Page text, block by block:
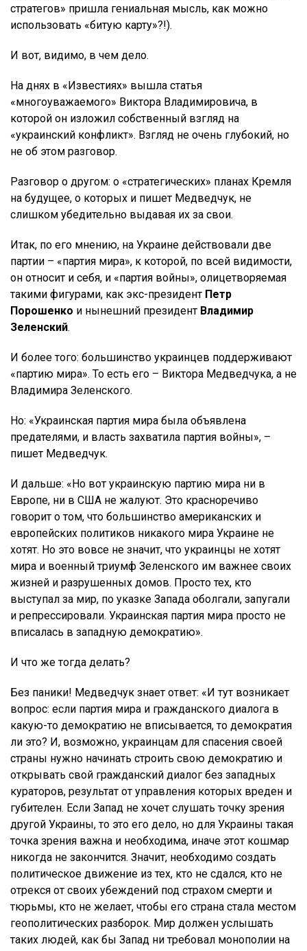
стратегов» пришла гениальная мысль, как можно
использовать «битую карту»?!).
И вот, видимо, в чем дело.
На днях в «Известиях» вышла статья
«многоуважаемого» Виктора Владимировича, в
которой он изложил собственный взгляд на
«украинский конфликт». Взгляд не очень глубокий, но
не об этом разговор.
Разговор о другом: о «стратегических» планах Кремля
на будущее, о которых и пишет Медведчук, не
слишком убедительно выдавая их за свои.
Итак, по его мнению, на Украине действовали две
партии – «партия мира», к которой, по всей видимости,
он относит и себя, и «партия войны», олицетворяемая
такими фигурами, как экс-президент Петр
Порошенко и нынешний президент Владимир
Зеленский.
И более того: большинство украинцев поддерживают
«партию мира». То есть его – Виктора Медведчука, а не
Владимира Зеленского.
Но: «Украинская партия мира была объявлена
предателями, и власть захватила партия войны», –
пишет Медведчук.
И дальше: «Но вот украинскую партию мира ни в
Европе, ни в США не жалуют. Это красноречиво
говорит о том, что большинство американских и
европейских политиков никакого мира Украине не
хотят. Но это вовсе не значит, что украинцы не хотят
мира и военный триумф Зеленского им важнее своих
жизней и разрушенных домов. Просто тех, кто
выступал за мир, по указке Запада оболгали, запугали
и репрессировали. Украинская партия мира просто не
вписалась в западную демократию».
И что же тогда делать?
Без паники! Медведчук знает ответ: «И тут возникает
вопрос: если партия мира и гражданского диалога в
какую-то демократию не вписывается, то демократия
ли это? И, возможно, украинцам для спасения своей
страны нужно начинать строить свою демократию и
открывать свой гражданский диалог без западных
кураторов, результат от управления которых вреден и
губителен. Если Запад не хочет слушать точку зрения
другой Украины, то это его дело, но для Украины такая
точка зрения важна и необходима, иначе этот кошмар
никогда не закончится. Значит, необходимо создать
политическое движение из тех, кто не сдался, кто не
отрекся от своих убеждений под страхом смерти и
тюрьмы, кто не желает, чтобы его страна стала местом
геополитических разборок. Мир должен услышать
таких людей, как бы Запад ни требовал монополии на